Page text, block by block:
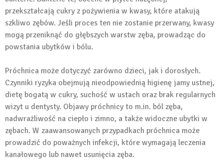
przekształcają cukry z pożywienia w kwasy, które atakują
szkliwo zębów. Jeśli proces ten nie zostanie przerwany, kwasy
mogą przeniknąć do głębszych warstw zęba, prowadząc do
powstania ubytków i bólu.
Próchnica może dotyczyć zarówno dzieci, jak i dorosłych.
Czynniki ryzyka obejmują nieodpowiednią higienę jamy ustnej,
dietę bogatą w cukry, suchość w ustach oraz brak regularnych
wizyt u dentysty. Objawy próchnicy to m.in. ból zęba,
nadwrażliwość na ciepło i zimno, a także widoczne ubytki w
zębach. W zaawansowanych przypadkach próchnica może
prowadzić do poważnych infekcji, które wymagają leczenia
kanałowego lub nawet usunięcia zęba.